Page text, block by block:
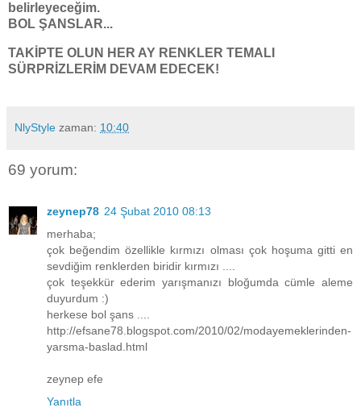
belirleyeceğim.
BOL ŞANSLAR...
TAKİPTE OLUN HER AY RENKLER TEMALI
SÜRPRİZLERİM DEVAM EDECEK!
NlyStyle zaman: 10:40
69 yorum:
zeynep78 24 Şubat 2010 08:13
merhaba;
çok beğendim özellikle kırmızı olması çok hoşuma gitti en
sevdiğim renklerden biridir kırmızı ....
çok teşekkür ederim yarışmanızı bloğumda cümle aleme
duyurdum :)
herkese bol şans ....
http://efsane78.blogspot.com/2010/02/modayemeklerinden-
yarsma-baslad.html
zeynep efe
Yanıtla